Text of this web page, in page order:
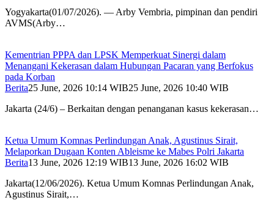
Yogyakarta(01/07/2026). — Arby Vembria, pimpinan dan pendiri
AVMS(Arby…
Kementrian PPPA dan LPSK Memperkuat Sinergi dalam
Menangani Kekerasan dalam Hubungan Pacaran yang Berfokus
pada Korban
Berita25 June, 2026 10:14 WIB25 June, 2026 10:40 WIB
Jakarta (24/6) – Berkaitan dengan penanganan kasus kekerasan…
Ketua Umum Komnas Perlindungan Anak, Agustinus Sirait,
Melaporkan Dugaan Konten Ableisme ke Mabes Polri Jakarta
Berita13 June, 2026 12:19 WIB13 June, 2026 16:02 WIB
Jakarta(12/06/2026). Ketua Umum Komnas Perlindungan Anak,
Agustinus Sirait,…